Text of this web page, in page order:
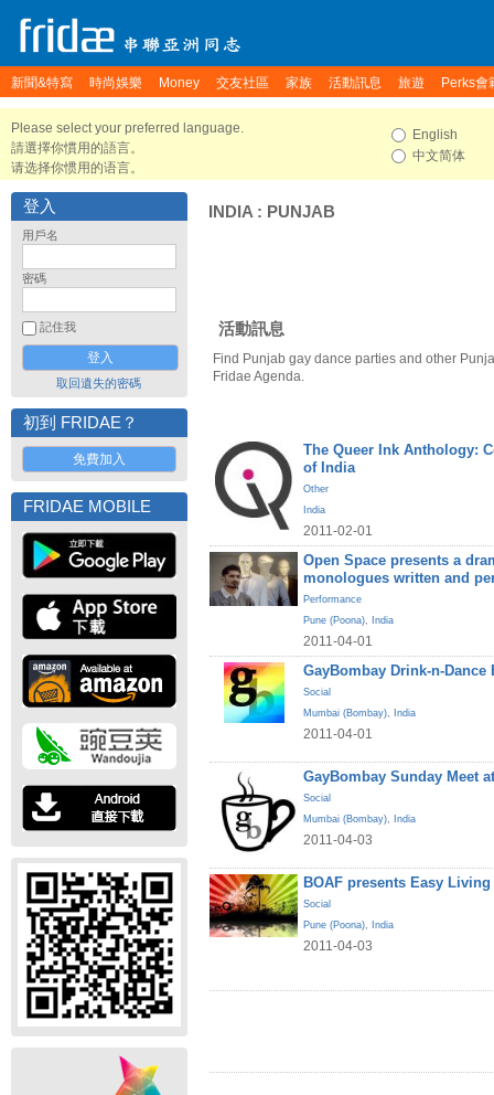
新聞&特寫 時尚娛樂 Money 交友社區 家族 活動訊息 旅遊 Perks會
Please select your preferred language.
請選擇你慣用的語言。
请选择你惯用的语言。
English
中文简体
登入
用戶名
密碼
記住我
取回遺失的密碼
初到 FRIDAE？
免費加入
FRIDAE MOBILE
INDIA : PUNJAB
活動訊息
Find Punjab gay dance parties and other
Fridae Agenda.
The Queer Ink Anthology:
of India
Other
India
2011-02-01
Open Space presents a
monologues written and
Performance
Pune (Poona), India
2011-04-01
GayBombay Drink-n-Dance
Social
Mumbai (Bombay), India
2011-04-01
GayBombay Sunday Meet
Social
Mumbai (Bombay), India
2011-04-03
BOAF presents Easy
Social
Pune (Poona), India
2011-04-03